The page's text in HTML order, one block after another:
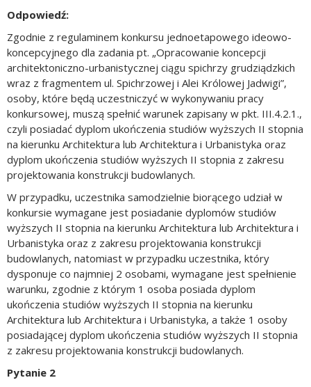
Odpowiedź:
Zgodnie z regulaminem konkursu jednoetapowego ideowo-
koncepcyjnego dla zadania pt. „Opracowanie koncepcji
architektoniczno-urbanistycznej ciągu spichrzy grudziądzkich
wraz z fragmentem ul. Spichrzowej i Alei Królowej Jadwigi”,
osoby, które będą uczestniczyć w wykonywaniu pracy
konkursowej, muszą spełnić warunek zapisany w pkt. III.4.2.1.,
czyli posiadać dyplom ukończenia studiów wyższych II stopnia
na kierunku Architektura lub Architektura i Urbanistyka oraz
dyplom ukończenia studiów wyższych II stopnia z zakresu
projektowania konstrukcji budowlanych.
W przypadku, uczestnika samodzielnie biorącego udział w
konkursie wymagane jest posiadanie dyplomów studiów
wyższych II stopnia na kierunku Architektura lub Architektura i
Urbanistyka oraz z zakresu projektowania konstrukcji
budowlanych, natomiast w przypadku uczestnika, który
dysponuje co najmniej 2 osobami, wymagane jest spełnienie
warunku, zgodnie z którym 1 osoba posiada dyplom
ukończenia studiów wyższych II stopnia na kierunku
Architektura lub Architektura i Urbanistyka, a także 1 osoby
posiadającej dyplom ukończenia studiów wyższych II stopnia
z zakresu projektowania konstrukcji budowlanych.
Pytanie 2